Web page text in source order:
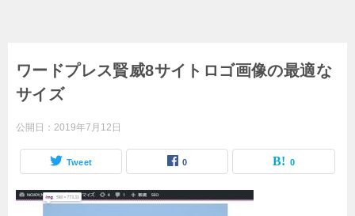
ワードプレス賢威8サイトロゴ画像の最適な
サイズ
公開日： 2019年7月12日
Tweet 0 0